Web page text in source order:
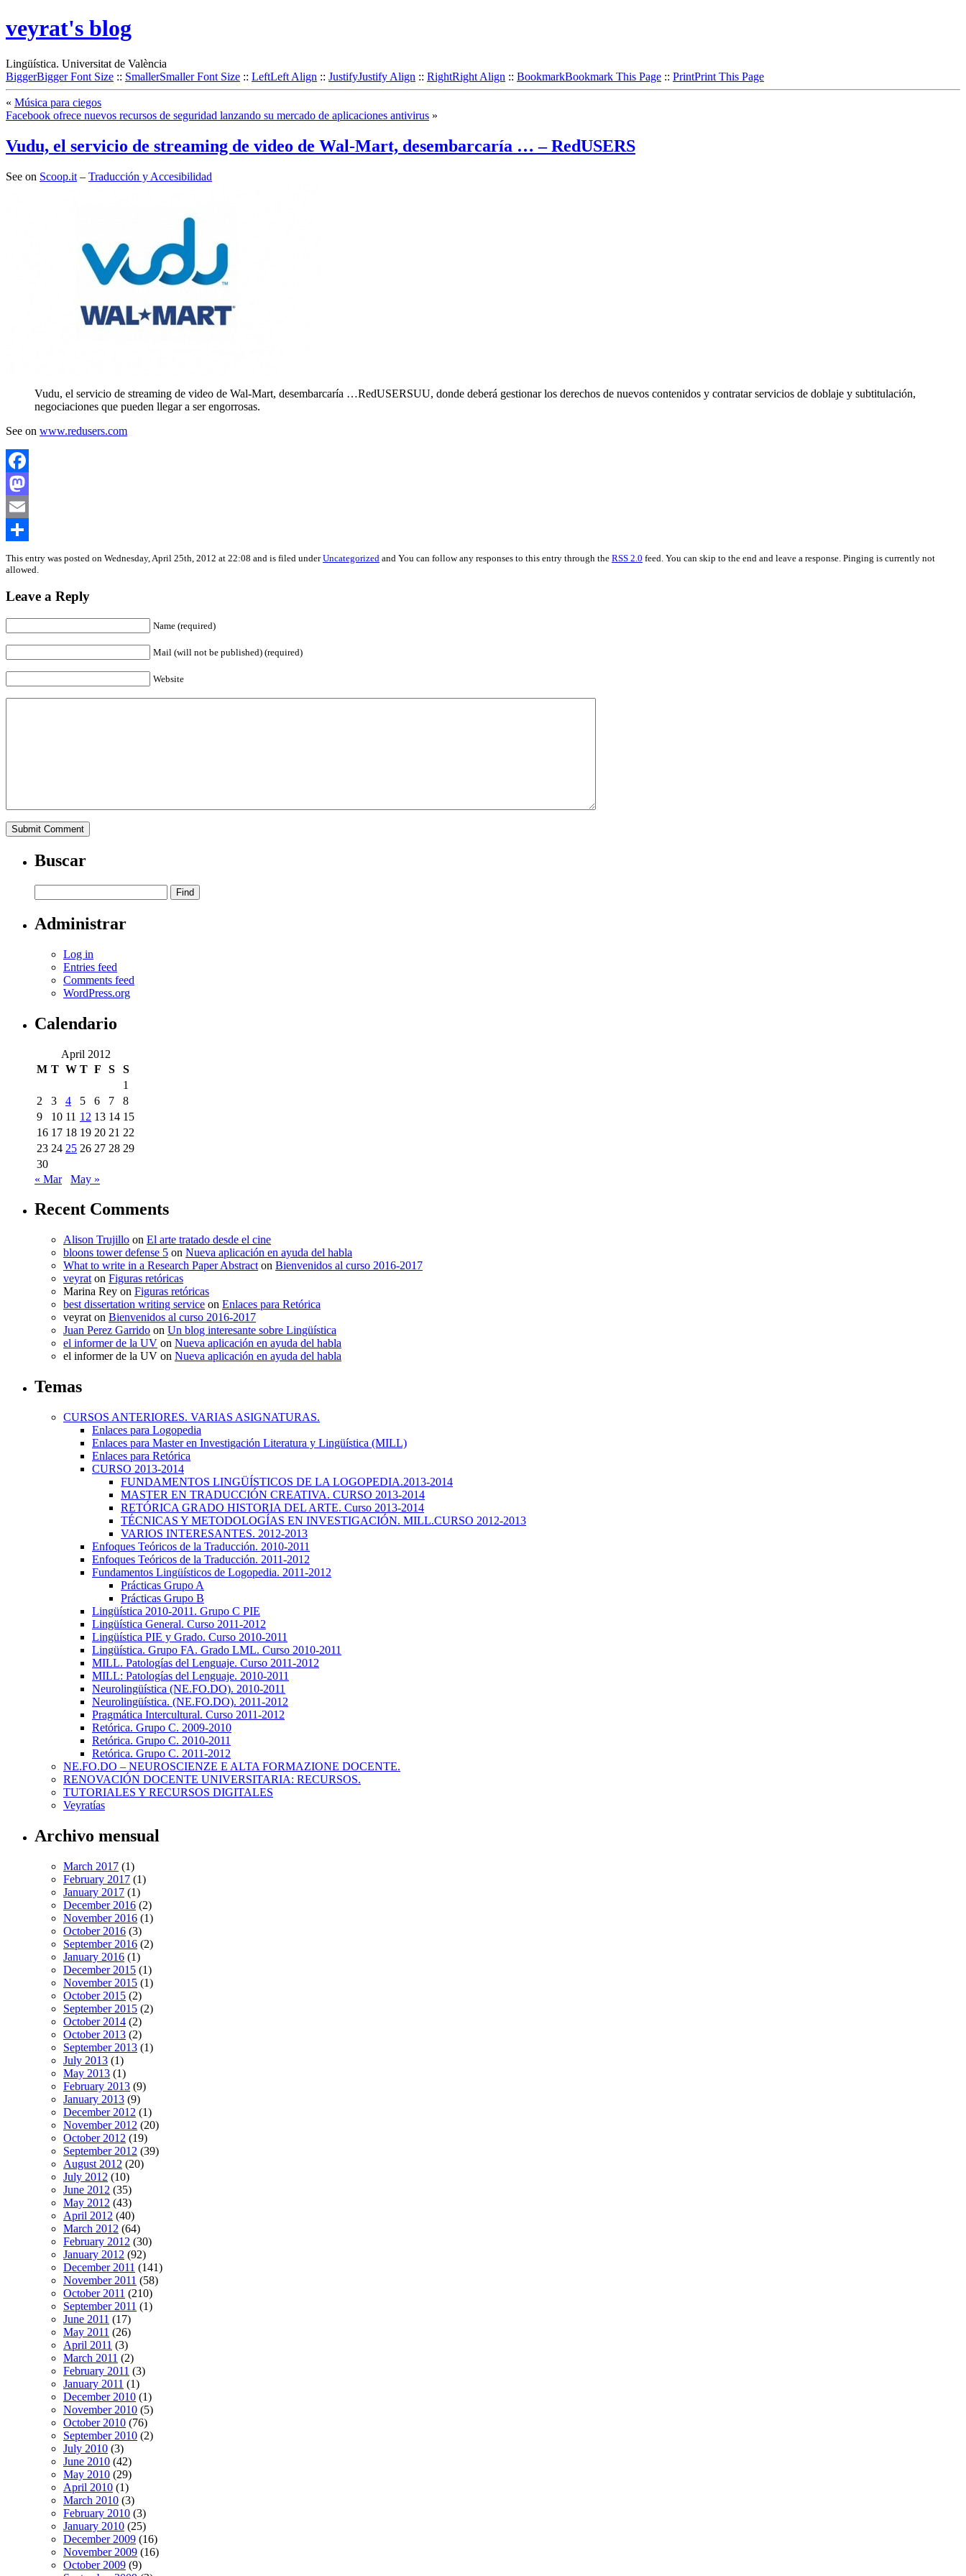
veyrat's blog
Lingüística. Universitat de València
BiggerBigger Font Size :: SmallerSmaller Font Size :: LeftLeft Align :: JustifyJustify Align :: RightRight Align :: BookmarkBookmark This Page :: PrintPrint This Page
« Música para ciegos
Facebook ofrece nuevos recursos de seguridad lanzando su mercado de aplicaciones antivirus »
Vudu, el servicio de streaming de video de Wal-Mart, desembarcaría … – RedUSERS
See on Scoop.it – Traducción y Accesibilidad
Vudu, el servicio de streaming de video de Wal-Mart, desembarcaría …RedUSERSUU, donde deberá gestionar los derechos de nuevos contenidos y contratar servicios de doblaje y subtitulación,
negociaciones que pueden llegar a ser engorrosas.
See on www.redusers.com
Facebook
Mastodon
Email
Share
This entry was posted on Wednesday, April 25th, 2012 at 22:08 and is filed underUncategorized and You can follow any responses to this entry through the RSS 2.0 feed. You can skip to the end and leave a response. Pinging is currently not
allowed.
Leave a Reply
Name (required)
Mail (will not be published) (required)
Website
Buscar
Administrar
Log in
Entries feed
Comments feed
WordPress.org
Calendario
April 2012
M T W T F S
S
1
2
3 4 5 6 7
8
9
10 11 12 13 14 15
16 17 18 19 20 21 22
23 24 25 26 27 28 29
30
« Mar
May »
Recent Comments
Alison Trujillo on El arte tratado desde el cine
bloons tower defense 5 on Nueva aplicación en ayuda del habla
What to write in a Research Paper Abstract on Bienvenidos al curso 2016-2017
veyrat on Figuras retóricas
Marina Rey on Figuras retóricas
best dissertation writing service on Enlaces para Retórica
veyrat on Bienvenidos al curso 2016-2017
Juan Perez Garrido on Un blog interesante sobre Lingüística
el informer de la UV on Nueva aplicación en ayuda del habla
el informer de la UV on Nueva aplicación en ayuda del habla
Temas
CURSOS ANTERIORES. VARIAS ASIGNATURAS.
Enlaces para Logopedia
Enlaces para Master en Investigación Literatura y Lingüística (MILL)
Enlaces para Retórica
CURSO 2013-2014
FUNDAMENTOS LINGÜÍSTICOS DE LA LOGOPEDIA.2013-2014
MASTER EN TRADUCCIÓN CREATIVA. CURSO 2013-2014
RETÓRICA GRADO HISTORIA DEL ARTE. Curso 2013-2014
TÉCNICAS Y METODOLOGÍAS EN INVESTIGACIÓN. MILL.CURSO 2012-2013
VARIOS INTERESANTES. 2012-2013
Enfoques Teóricos de la Traducción. 2010-2011
Enfoques Teóricos de la Traducción. 2011-2012
Fundamentos Lingüísticos de Logopedia. 2011-2012
Prácticas Grupo A
Prácticas Grupo B
Lingüística 2010-2011. Grupo C PIE
Lingüística General. Curso 2011-2012
Lingüística PIE y Grado. Curso 2010-2011
Lingüística. Grupo FA. Grado LML. Curso 2010-2011
MILL. Patologías del Lenguaje. Curso 2011-2012
MILL: Patologías del Lenguaje. 2010-2011
Neurolingüística (NE.FO.DO). 2010-2011
Neurolingüística. (NE.FO.DO). 2011-2012
Pragmática Intercultural. Curso 2011-2012
Retórica. Grupo C. 2009-2010
Retórica. Grupo C. 2010-2011
Retórica. Grupo C. 2011-2012
NE.FO.DO – NEUROSCIENZE E ALTA FORMAZIONE DOCENTE.
RENOVACIÓN DOCENTE UNIVERSITARIA: RECURSOS.
TUTORIALES Y RECURSOS DIGITALES
Veyratías
Archivo mensual
March 2017 (1)
February 2017 (1)
January 2017 (1)
December 2016 (2)
November 2016 (1)
October 2016 (3)
September 2016 (2)
January 2016 (1)
December 2015 (1)
November 2015 (1)
October 2015 (2)
September 2015 (2)
October 2014 (2)
October 2013 (2)
September 2013 (1)
July 2013 (1)
May 2013 (1)
February 2013 (9)
January 2013 (9)
December 2012 (1)
November 2012 (20)
October 2012 (19)
September 2012 (39)
August 2012 (20)
July 2012 (10)
June 2012 (35)
May 2012 (43)
April 2012 (40)
March 2012 (64)
February 2012 (30)
January 2012 (92)
December 2011 (141)
November 2011 (58)
October 2011 (210)
September 2011 (1)
June 2011 (17)
May 2011 (26)
April 2011 (3)
March 2011 (2)
February 2011 (3)
January 2011 (1)
December 2010 (1)
November 2010 (5)
October 2010 (76)
September 2010 (2)
July 2010 (3)
June 2010 (42)
May 2010 (29)
April 2010 (1)
March 2010 (3)
February 2010 (3)
January 2010 (25)
December 2009 (16)
November 2009 (16)
October 2009 (9)